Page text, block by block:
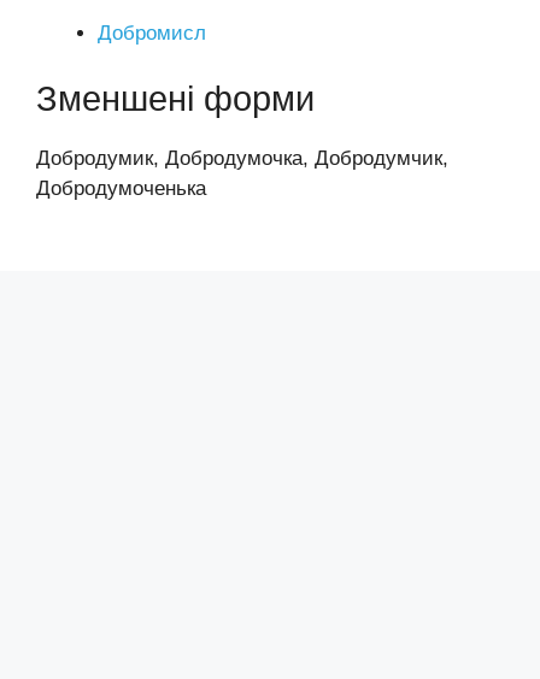
Добромисл
Зменшені форми
Добродумик, Добродумочка, Добродумчик,
Добродумоченька